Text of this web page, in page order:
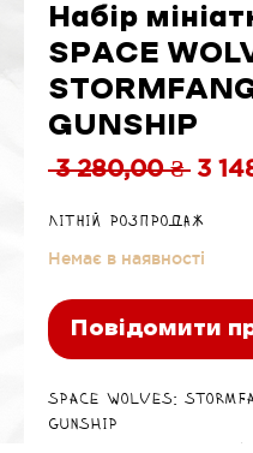
Набір
SPACE
GUNSHIP
3 280,00 ₴ 3
Літній розпродаж
Немає в наявності
Повідомити
Space Wolves:
Gunship